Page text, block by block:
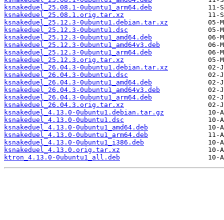
ksnakeduel_25.08.1-0ubuntu1_arm64.deb
ksnakeduel_25.08.1.orig.tar.xz
ksnakeduel_25.12.3-0ubuntu1.debian.tar.xz
ksnakeduel_25.12.3-0ubuntu1.dsc
ksnakeduel_25.12.3-0ubuntu1_amd64.deb
ksnakeduel_25.12.3-0ubuntu1_amd64v3.deb
ksnakeduel_25.12.3-0ubuntu1_arm64.deb
ksnakeduel_25.12.3.orig.tar.xz
ksnakeduel_26.04.3-0ubuntu1.debian.tar.xz
ksnakeduel_26.04.3-0ubuntu1.dsc
ksnakeduel_26.04.3-0ubuntu1_amd64.deb
ksnakeduel_26.04.3-0ubuntu1_amd64v3.deb
ksnakeduel_26.04.3-0ubuntu1_arm64.deb
ksnakeduel_26.04.3.orig.tar.xz
ksnakeduel_4.13.0-0ubuntu1.debian.tar.gz
ksnakeduel_4.13.0-0ubuntu1.dsc
ksnakeduel_4.13.0-0ubuntu1_amd64.deb
ksnakeduel_4.13.0-0ubuntu1_arm64.deb
ksnakeduel_4.13.0-0ubuntu1_i386.deb
ksnakeduel_4.13.0.orig.tar.xz
ktron_4.13.0-0ubuntu1_all.deb